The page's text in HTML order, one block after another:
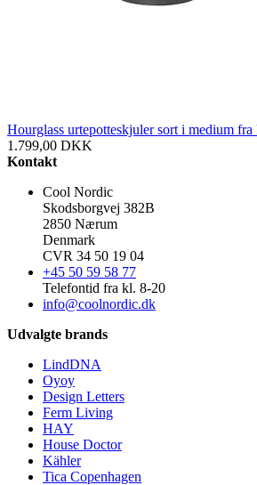
Hourglass urtepotteskjuler sort i medium
1.799,00 DKK
Kontakt
Cool Nordic
Skodsborgvej 382B
2850 Nærum
Denmark
CVR 34 50 19 04
+45 50 59 58 77
Telefontid fra kl. 8-20
info@coolnordic.dk
Udvalgte brands
LindDNA
Oyoy
Design Letters
Ferm Living
HAY
House Doctor
Kähler
Tica Copenhagen